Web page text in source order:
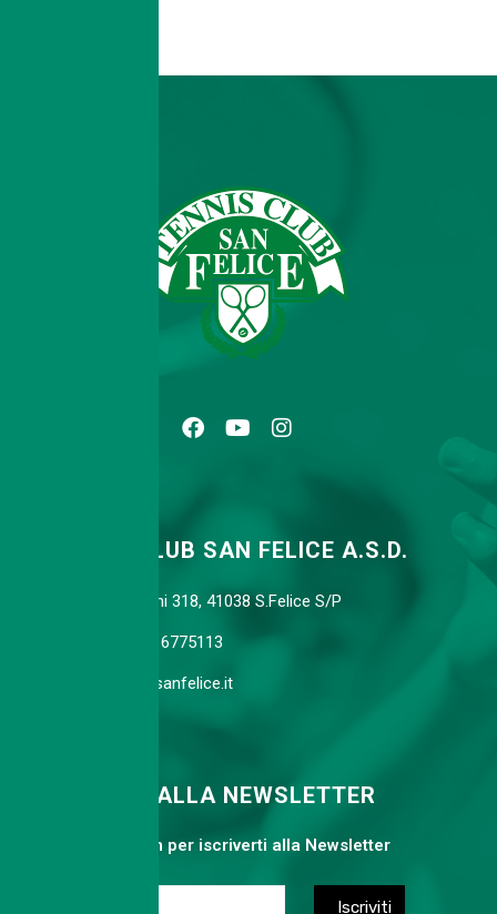
TENNIS CLUB SAN FELICE A.S.D.
Via Agnini 318, 41038 S.Felice S/P
Cell. 339 6775113
info@tcsanfelice.it
ISCRIVITI ALLA NEWSLETTER
Compila il form per iscriverti alla Newsletter